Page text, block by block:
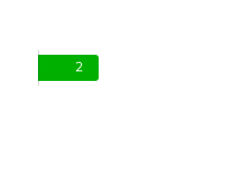
2